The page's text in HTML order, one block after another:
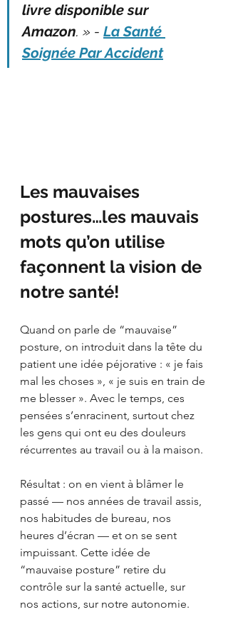
livre disponible sur
Amazon. » - La Santé
Soignée Par Accident
Les mauvaises
postures…les mauvais
mots qu’on utilise
façonnent la vision de
notre santé!
Quand on parle de “mauvaise”
posture, on introduit dans la tête du
patient une idée péjorative : « je fais
mal les choses », « je suis en train de
me blesser ». Avec le temps, ces
pensées s’enracinent, surtout chez
les gens qui ont eu des douleurs
récurrentes au travail ou à la maison.
Résultat : on en vient à blâmer le
passé — nos années de travail assis,
nos habitudes de bureau, nos
heures d’écran — et on se sent
impuissant. Cette idée de
“mauvaise posture” retire du
contrôle sur la santé actuelle, sur
nos actions, sur notre autonomie.